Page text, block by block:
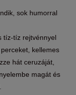
sok humorral
tíz-tíz rejtvénnyel
kellemes
hát ceruzáját,
magát és